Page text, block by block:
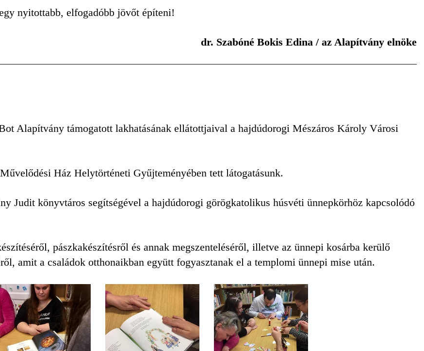
nyitottabb, elfogadóbb jövőt építeni!
dr. Szabóné Bokis Edina / az Alapítvány elnöke
Alapítvány támogatott lakhatásának ellátottjaival a hajdúdorogi Mészáros Károly Városi
Ház Helytörténeti Gyűjteményében tett látogatásunk.
Judit könyvtáros segítségével a hajdúdorogi görögkatolikus húsvéti ünnepkörhöz kapcsolódó
pászkakészítésről és annak megszenteléséről, illetve az ünnepi kosárba kerülő
amit a családok otthonaikban együtt fogyasztanak el a templomi ünnepi mise után.